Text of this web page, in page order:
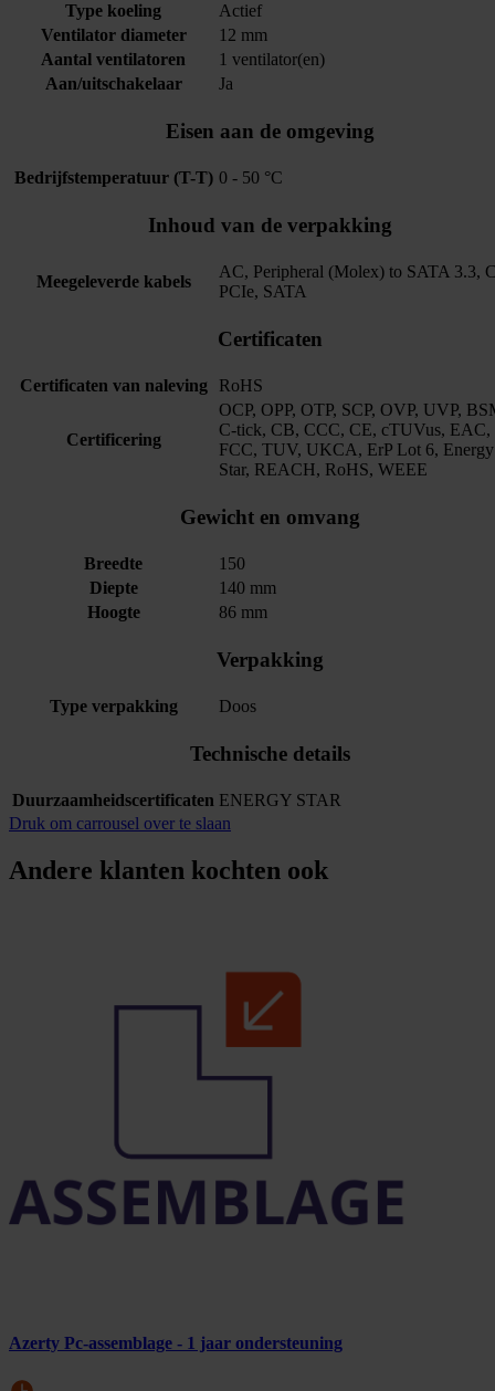
Type koeling
Actief
Ventilator diameter
12 mm
Aantal ventilatoren
1 ventilator(en)
Aan/uitschakelaar
Ja
Eisen aan de omgeving
Bedrijfstemperatuur (T-T) 0 - 50 °C
Inhoud van de verpakking
Meegeleverde kabels
AC, Peripheral (Molex) to SATA 3.3,
PCIe, SATA
Certificaten
Certificaten van naleving RoHS
Certificering
OCP, OPP, OTP, SCP, OVP, UVP,
C-tick, CB, CCC, CE, cTUVus, EAC,
FCC, TUV, UKCA, ErP Lot 6, Energy
Star, REACH, RoHS, WEEE
Gewicht en omvang
Breedte
150
Diepte
140 mm
Hoogte
86 mm
Verpakking
Type verpakking Doos
Technische details
Duurzaamheidscertificaten ENERGY STAR
Druk om carrousel over te slaan
Andere klanten kochten ook
Azerty Pc-assemblage - 1 jaar ondersteuning